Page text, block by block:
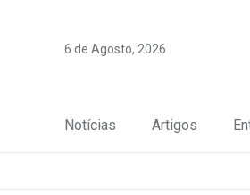
6 de Agosto, 2026
Notícias Artigos